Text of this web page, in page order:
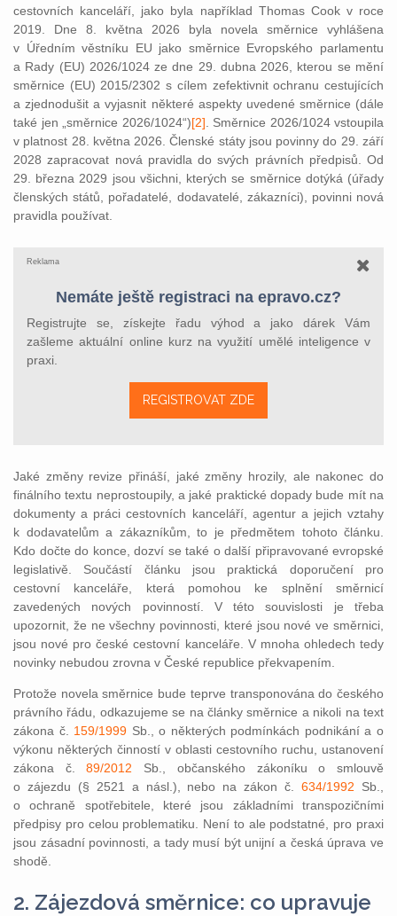
cestovních kanceláří, jako byla například Thomas Cook v roce
2019. Dne 8. května 2026 byla novela směrnice vyhlášena
v Úředním věstníku EU jako směrnice Evropského parlamentu
a Rady (EU) 2026/1024 ze dne 29. dubna 2026, kterou se mění
směrnice (EU) 2015/2302 s cílem zefektivnit ochranu cestujících
a zjednodušit a vyjasnit některé aspekty uvedené směrnice (dále
také jen „směrnice 2026/1024“)[2] . Směrnice 2026/1024 vstoupila
v platnost 28. května 2026. Členské státy jsou povinny do 29. září
2028 zapracovat nová pravidla do svých právních předpisů. Od
29. března 2029 jsou všichni, kterých se směrnice dotýká (úřady
členských států, pořadatelé, dodavatelé, zákazníci), povinni nová
pravidla používat.
Reklama
Nemáte ještě registraci na epravo.cz?
Registrujte se, získejte řadu výhod a jako dárek Vám
zašleme aktuální online kurz na využití umělé inteligence v
praxi.
REGISTROVAT ZDE
Jaké změny revize přináší, jaké změny hrozily, ale nakonec do
finálního textu neprostoupily, a jaké praktické dopady bude mít na
dokumenty a práci cestovních kanceláří, agentur a jejich vztahy
k dodavatelům a zákazníkům, to je předmětem tohoto článku.
Kdo dočte do konce, dozví se také o další připravované evropské
legislativě. Součástí článku jsou praktická doporučení pro
cestovní kanceláře, která pomohou ke splnění směrnicí
zavedených nových povinností. V této souvislosti je třeba
upozornit, že ne všechny povinnosti, které jsou nové ve směrnici,
jsou nové pro české cestovní kanceláře. V mnoha ohledech tedy
novinky nebudou zrovna v České republice překvapením.
Protože novela směrnice bude teprve transponována do českého
právního řádu, odkazujeme se na články směrnice a nikoli na text
zákona č. 159/1999 Sb., o některých podmínkách podnikání a o
výkonu některých činností v oblasti cestovního ruchu, ustanovení
zákona č.89/2012 Sb., občanského zákoníku o smlouvě
o zájezdu (§ 2521 a násl.), nebo na zákon č.634/1992 Sb.,
o ochraně spotřebitele, které jsou základními transpozičními
předpisy pro celou problematiku. Není to ale podstatné, pro praxi
jsou zásadní povinnosti, a tady musí být unijní a česká úprava ve
shodě.
2. Zájezdová směrnice: co upravuje